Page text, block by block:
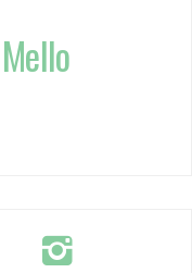
Instagram